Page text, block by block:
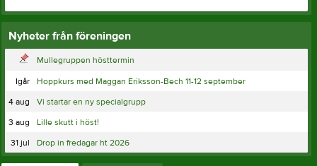
Nyheter från föreningen
Mullegruppen hösttermin
Igår
Hoppkurs med Maggan Eriksson-Bech 11-12 september
4 aug
Vi startar en ny specialgrupp
3 aug
Lille skutt i höst!
31 jul
Drop in fredagar ht 2026